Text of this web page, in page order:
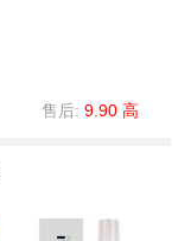
售后:9.90 高